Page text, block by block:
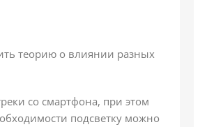
теорию о влиянии разных
со смартфона, при этом
подсветку можно